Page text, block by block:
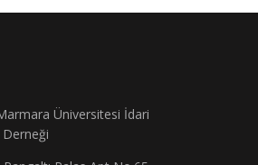
Üniversitesi İdari